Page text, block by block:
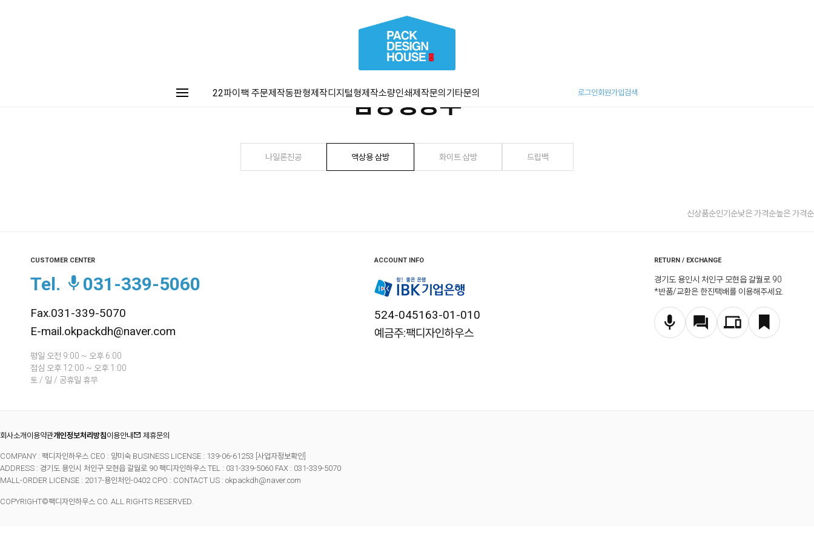
22파이팩 주문제작동판형제작디지털형제작소량인쇄제작문의 기타문의 로그인회원가입검색
삼방형봉투
나일론진공 액상용 삼방 화이트 삼방 드립백
신상품순인기순낮은 가격순높은 가격순
CUSTOMER CENTER
Tel. 031-339-5060
Fax.031-339-5070
E-mail.okpackdh@naver.com
평일 오전 9:00 ~ 오후 6:00
점심 오후 12:00 ~ 오후 1:00
토 / 일 / 공휴일 휴무
ACCOUNT INFO
524-045163-01-010
예금주:팩디자인하우스
RETURN / EXCHANGE
경기도 용인시 처인구 모현읍 갈월로 90
*반품/교환은 한진택배를 이용해주세요.
회사소개 이용약관개인정보처리방침이용안내 제휴문의
COMPANY : 팩디자인하우스 CEO : 양미숙 BUSINESS LICENSE : 139-06-61253 [사업자정보확인]
ADDRESS : 경기도 용인시 처인구 모현읍 갈월로 90 팩디자인하우스 TEL : 031-339-5060 FAX : 031-339-5070
MALL-ORDER LICENSE : 2017-용인처인-0402 CPO : CONTACT US : okpackdh@naver.com
COPYRIGHT©팩디자인하우스 CO. ALL RIGHTS RESERVED.